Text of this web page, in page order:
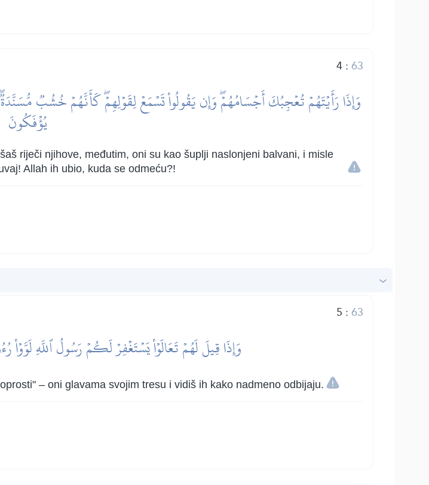
4:63
يُؤۡفَكُونَ
riječi njihove, međutim, oni su kao šuplji naslonjeni balvani, i misle
Allah ih ubio, kuda se odmeću?!
5 :63
وَإِذَا قِيلَ لَهُمۡ تَعَالَوۡاْ يَسۡتَغۡفِرۡ لَكُمۡ رَسُولُ ٱللَّهِ
– oni glavama svojim tresu i vidiš ih kako nadmeno odbijaju.